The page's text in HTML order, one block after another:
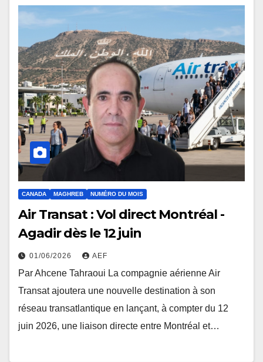
CANADA MAGHREB NUMÉRO DU MOIS
Air Transat : Vol direct Montréal -
Agadir dès le 12 juin
01/06/2026 AEF
Par Ahcene Tahraoui La compagnie aérienne Air
Transat ajoutera une nouvelle destination à son
réseau transatlantique en lançant, à compter du 12
juin 2026, une liaison directe entre Montréal et…